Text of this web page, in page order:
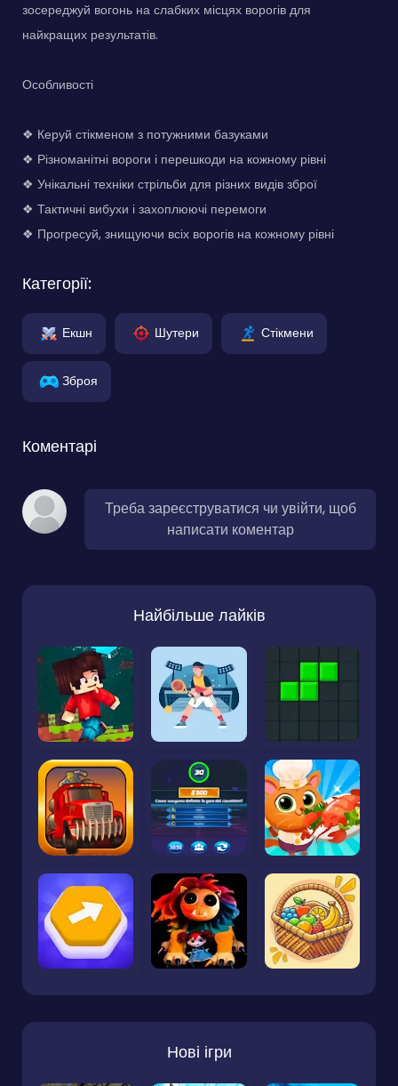
зосереджуй вогонь на слабких місцях ворогів для
найкращих результатів.
Особливості
❖ Керуй стікменом з потужними базуками
❖ Різноманітні вороги і перешкоди на кожному рівні
❖ Унікальні техніки стрільби для різних видів зброї
❖ Тактичні вибухи і захоплюючі перемоги
❖ Прогресуй, знищуючи всіх ворогів на кожному рівні
Категорії:
Екшн Шутери Стікмени
Зброя
Коментарі
Треба зареєструватися чи увійти, щоб
написати коментар
Найбільше лайків
Нові ігри